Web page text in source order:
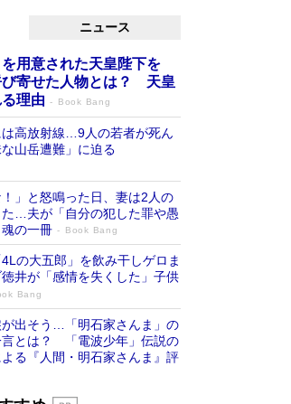
ニュース
用意された天皇陛下を
び寄せた人物とは？ 天皇
理由
Book Bang
高放射線…9人の若者が死ん
山岳遭難」に迫る
！」と怒鳴った日、妻は2人の
…夫が「自分の犯した罪や愚
の一冊
Book Bang
の大五郎」を飲み干しゲロま
井が「感情を失くした」子供
Bang
出そう…「明石家さんま」の
言とは？ 「電波少年」伝説の
る『人間・明石家さんま』評